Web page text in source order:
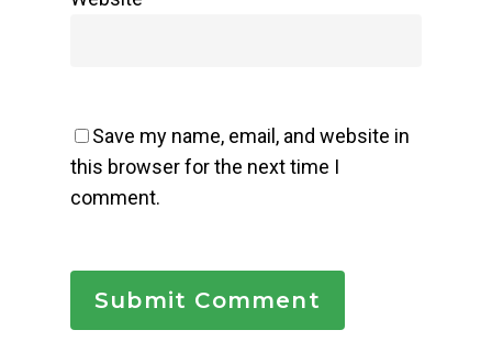
Save my name, email, and website in
this browser for the next time I
comment.